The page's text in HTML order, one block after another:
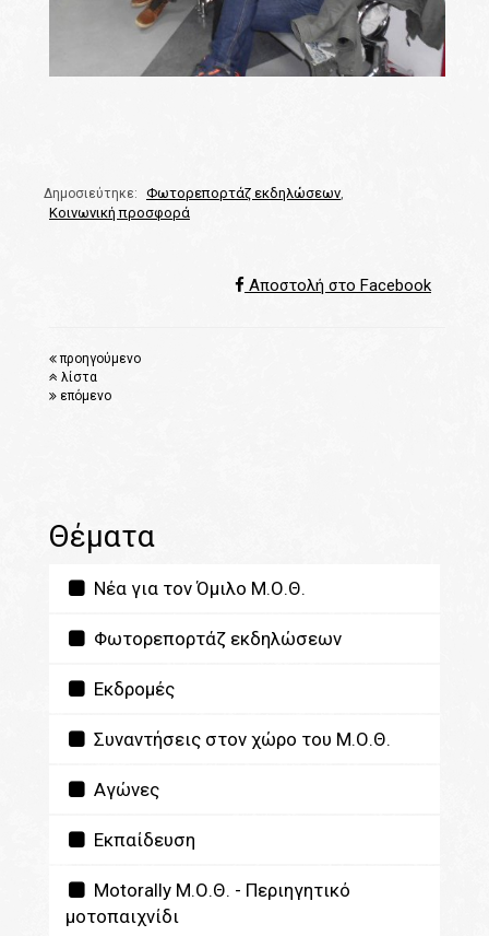
Δημοσιεύτηκε: Φωτορεπορτάζ εκδηλώσεων,
Κοινωνική προσφορά
Αποστολή στο Facebook
προηγούμενο
λίστα
επόμενο
Θέματα
Νέα για τον Όμιλο Μ.Ο.Θ.
Φωτορεπορτάζ εκδηλώσεων
Εκδρομές
Συναντήσεις στον χώρο του Μ.Ο.Θ.
Αγώνες
Εκπαίδευση
Motorally Μ.Ο.Θ. - Περιηγητικό
μοτοπαιχνίδι